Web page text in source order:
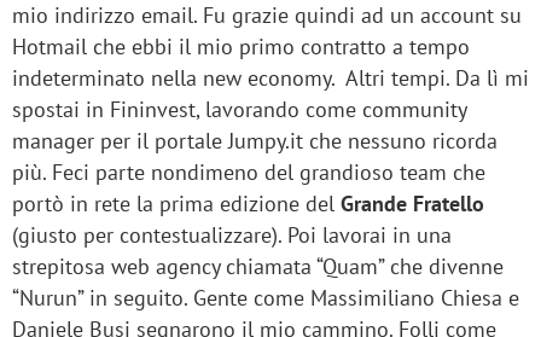
mio indirizzo email. Fu grazie quindi ad un account su
Hotmail che ebbi il mio primo contratto a tempo
indeterminato nella new economy. Altri tempi. Da lì mi
spostai in Fininvest, lavorando come community
manager per il portale Jumpy.it che nessuno ricorda
più. Feci parte nondimeno del grandioso team che
portò in rete la prima edizione del Grande Fratello
(giusto per contestualizzare). Poi lavorai in una
strepitosa web agency chiamata “Quam” che divenne
“Nurun” in seguito. Gente come Massimiliano Chiesa e
Daniele Busi segnarono il mio cammino. Folli come